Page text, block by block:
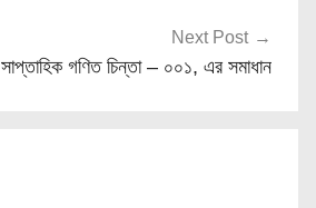
Next Post
সাপ্তাহিক গণিত চিন্তা – ০০১, এর সমাধান